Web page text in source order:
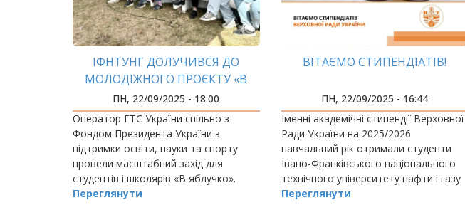
ІФНТУНГ ДОЛУЧИВСЯ ДО
МОЛОДІЖНОГО ПРОЄКТУ «В
ЯБЛУЧКО»
ПН, 22/09/2025 - 18:00
Оператор ГТС України спільно з
Фондом Президента України з
підтримки освіти, науки та спорту
провели масштабний захід для
студентів і школярів «В яблучко».
Переглянути
ВІТАЄМО СТИПЕНДІАТІВ!
ПН, 22/09/2025 - 16:44
Іменні академічні стипендії Верховної
Ради України на 2025/2026
навчальний рік отримали студенти
Івано-Франківського національного
технічного університету нафти і газу
Іван Циганюк (Інститут інженерної
Переглянути